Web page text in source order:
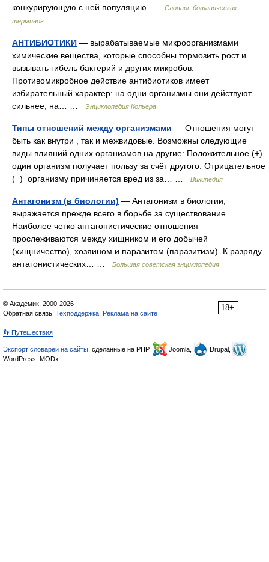
конкурирующую с ней популяцию …
Словарь ботанических
терминов
АНТИБИОТИКИ — вырабатываемые микроорганизмами
химические вещества, которые способны тормозить рост и
вызывать гибель бактерий и других микробов.
Противомикробное действие антибиотиков имеет
избирательный характер: на одни организмы они действуют
сильнее, на… …
Энциклопедия Кольера
Типы отношений между организмами — Отношения могут
быть как внутри , так и межвидовые. Возможны следующие
виды влияний одних организмов на другие: Положительное (+)
один организм получает пользу за счёт другого. Отрицательное
(−) организму причиняется вред из за… …
Википедия
Антагонизм (в биологии) — Антагонизм в биологии,
выражается прежде всего в борьбе за существование.
Наиболее четко антагонистические отношения
прослеживаются между хищником и его добычей
(хищничество), хозяином и паразитом (паразитизм). К разряду
антагонистических… …
Большая советская энциклопедия
18+
© Академик, 2000-2026
Обратная связь: Техподдержка Реклама на сайте
👣 Путешествия
Экспорт словарей на сайты , сделанные на PHP, Joomla,
Drupal,
WordPress, MODx.